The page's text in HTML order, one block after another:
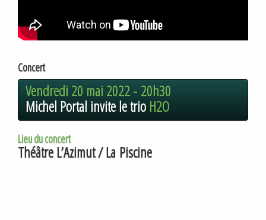
Concert
Vendredi 20 mai 2022 - 20h30
Michel Portal invite le trio H2O
Lieu du concert
Théâtre L’Azimut / La Piscine